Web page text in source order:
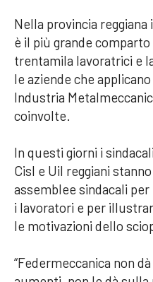
Nella provincia
è il più grande
trentamila lavoratrici e
le aziende che
Industria
coinvolte.
In questi giorni i
Cisl e Uil reggiani
assemblee sindacali
i lavoratori e per
le motivazioni dello
“Federmeccanica non